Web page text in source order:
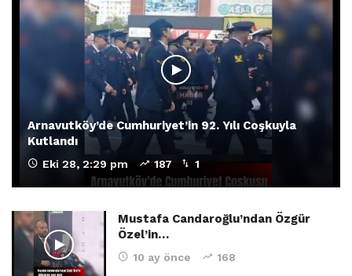
Arnavutköy’de Cumhuriyet’in 92. Yılı Coşkuyla
Kutlandı
Eki 28, 2:29 pm 187 1
Mustafa Candaroğlu’ndan Özgür
Özel’in…
10 ay önce 168